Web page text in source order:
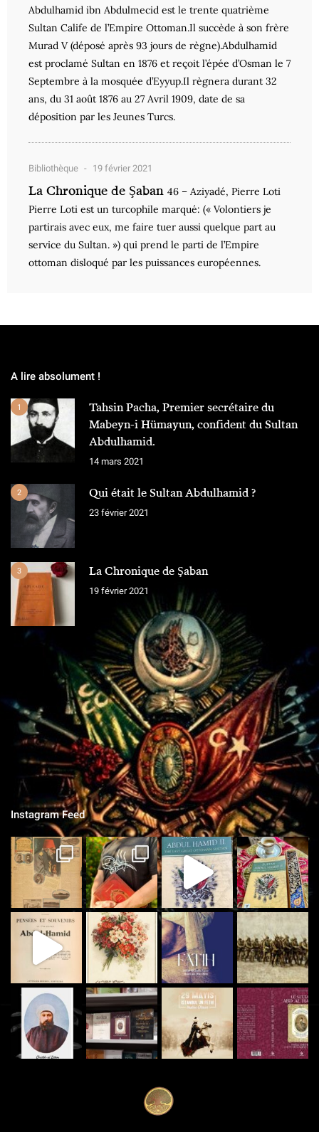
Abdulhamid ibn Abdulmecid est le trente quatrième
Sultan Calife de l’Empire Ottoman.Il succède à son frère
Murad V (déposé après 93 jours de règne).Abdulhamid
est proclamé Sultan en 1876 et reçoit l’épée d’Osman le 7
Septembre à la mosquée d’Eyyup.Il règnera durant 32
ans, du 31 août 1876 au 27 Avril 1909, date de sa
déposition par les Jeunes Turcs.
Bibliothèque 19 février 2021
La Chronique de Şaban 46 – Aziyadé, Pierre Loti
Pierre Loti est un turcophile marqué: (« Volontiers je
partirais avec eux, me faire tuer aussi quelque part au
service du Sultan. ») qui prend le parti de l’Empire
ottoman disloqué par les puissances européennes.
A lire absolument !
1
Tahsin Pacha, Premier secrétaire du
Mabeyn-i Hümayun, confident du Sultan
Abdulhamid.
14 mars 2021
2 Qui était le Sultan Abdulhamid ?
23 février 2021
3 La Chronique de Şaban
19 février 2021
L'ÉQUIPE
Chroniques Ottomanes
"Si je tombe sur le champ de bataille, qu'on grave sur la pierre,
qu'on ne vit que ce que nous réserve notre destin..."
Instagram Feed